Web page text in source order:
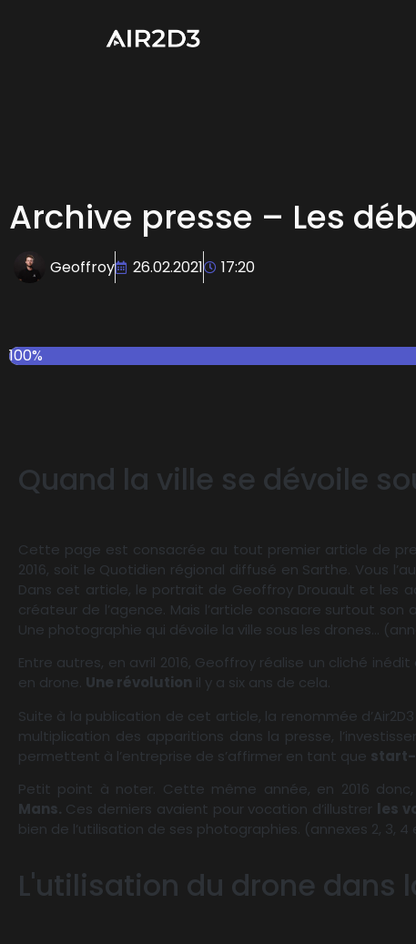
Archive presse – Les
Geoffroy 26.02.2021 17:20
100%
Quand la ville se dévoile
Cette page est consacrée au tout premier article de
2016, soit le Quotidien régional diffusé en Sarthe. Vous
Dans cet article, le portrait de Geoffroy Drouault et les
créateur de l’agence. Mais l’article consacre surtout son
Une photographie qui dévoile la ville sous les drones…
Entre autres, en avril 2016, Geoffroy réalise un cliché
en drone. Une révolution il y a six ans de cela.
Suite à la publication de cet article, la renommée
multiplication des apparitions dans la presse,
permettent à l’entreprise de s’affirmer en tant que start-
Petit point à noter. Cette même année, en 2016 donc,
Mans. Ces derniers avaient pour vocation d’illustrer les
bien de l’utilisation de ses photographies. (annexes 2, 3, 4
L'utilisation du drone dans